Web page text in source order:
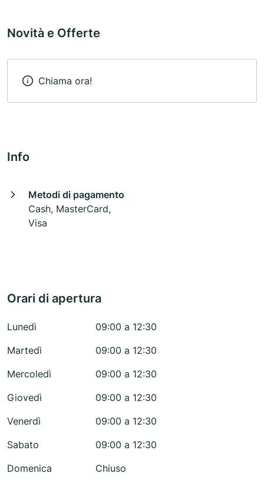
Novità e Offerte
Chiama ora!
Info
Metodi di pagamento
Cash, MasterCard,
Visa
Orari di apertura
Lunedì
09:00 a 12:30
Martedì
09:00 a 12:30
Mercoledì
09:00 a 12:30
Giovedì
09:00 a 12:30
Venerdì
09:00 a 12:30
Sabato
09:00 a 12:30
Domenica
Chiuso